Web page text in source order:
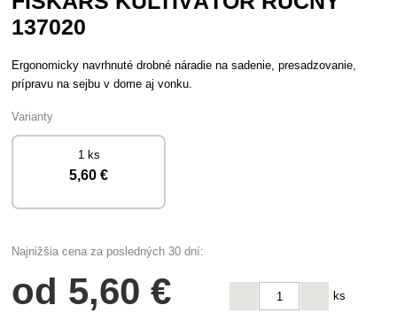
137020
Ergonomicky navrhnuté drobné náradie na sadenie, presadzovanie,
prípravu na sejbu v dome aj vonku.
Varianty
1 ks
5,60 €
Najnižšia cena za posledných 30 dní:
od 5,60 € ks